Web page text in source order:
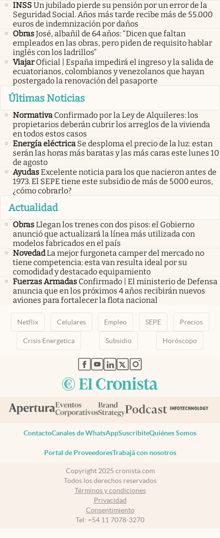
INSSUn jubilado pierde su pensión por un error de la
Seguridad Social. Años más tarde recibe más de 55.000
euros de indemnización por daños
ObrasJosé, albañil de 64 años: “Dicen que faltan
empleados en las obras, pero piden de requisito hablar
inglés con los ladrillos”
Viajar Oficial | España impedirá el ingreso y la salida de
ecuatorianos, colombianos y venezolanos que hayan
postergado la renovación del pasaporte
Últimas Noticias
Normativa Confirmado por la Ley de Alquileres: los
propietarios deberán cubrir los arreglos de la vivienda
en todos estos casos
Energía eléctrica Se desploma el precio de la luz: estan
serán las horas más baratas y las más caras este lunes 10
de agosto
AyudasExcelente noticia para los que nacieron antes de
1973. El SEPE tiene este subsidio de más de 5000 euros,
¿cómo cobrarlo?
Actualidad
ObrasLlegan los trenes con dos pisos: el Gobierno
anunció que actualizará la línea más utilizada con
modelos fabricados en el país
NovedadLa mejor furgoneta camper del mercado no
tiene competencia: esta van resulta ideal por su
comodidad y destacado equipamiento
Fuerzas Armadas Confirmado | El ministerio de Defensa
anuncia que en los próximos 4 años recibirán nuevos
aviones para fortalecer la flota nacional
Netflix Celulares Empleo SEPE Precios
Crisis Energetica Subsidio Horóscopo
abre en nueva pestaña
abre en nueva pestaña
abre en nueva pestaña
abre en nueva pestaña
abre en nueva pestaña
ContactoCanales de WhatsAppSuscribiteQuiénes Somos
Portal de ProveedoresTrabajá con nosotros
Copyright 2025 cronista.com
Todos los derechos reservados
Términos y condiciones
Privacidad
Consentimiento
Tel: +54 11 7078-3270